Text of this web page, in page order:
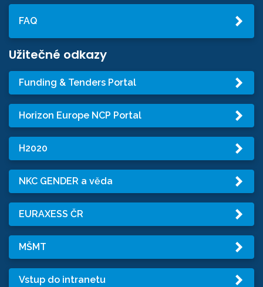
FAQ
Užitečné odkazy
Funding & Tenders Portal
Horizon Europe NCP Portal
H2020
NKC GENDER a věda
EURAXESS ČR
MŠMT
Vstup do intranetu